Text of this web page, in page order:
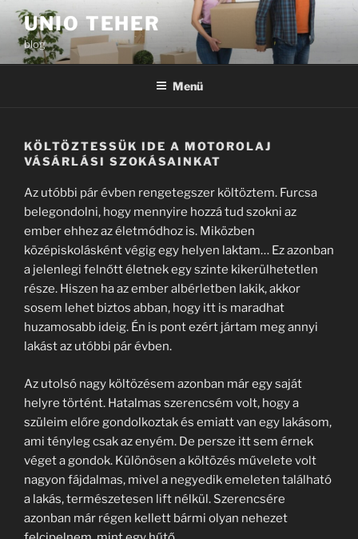
Tartalomhoz
UNIO TEHER
blog
Menü
KÖLTÖZTESSÜK IDE A MOTOROLAJ
VÁSÁRLÁSI SZOKÁSAINKAT
Az utóbbi pár évben rengetegszer költöztem. Furcsa
belegondolni, hogy mennyire hozzá tud szokni az
ember ehhez az életmódhoz is. Miközben
középiskolásként végig egy helyen laktam… Ez azonban
a jelenlegi felnőtt életnek egy szinte kikerülhetetlen
része. Hiszen ha az ember albérletben lakik, akkor
sosem lehet biztos abban, hogy itt is maradhat
huzamosabb ideig. Én is pont ezért jártam meg annyi
lakást az utóbbi pár évben.
Az utolsó nagy költözésem azonban már egy saját
helyre történt. Hatalmas szerencsém volt, hogy a
szüleim előre gondolkoztak és emiatt van egy lakásom,
ami tényleg csak az enyém. De persze itt sem érnek
véget a gondok. Különösen a költözés művelete volt
nagyon fájdalmas, mivel a negyedik emeleten található
a lakás, természetesen lift nélkül. Szerencsére
azonban már régen kellett bármi olyan nehezet